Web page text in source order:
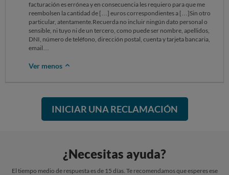
facturación es errónea y en consecuencia les requiero para que me
reembolsen la cantidad de […] euros correspondientes a […]Sin otro
particular, atentamente.Recuerda no incluir ningún dato personal o
sensible, ni tuyo ni de un tercero, como puede ser nombre, apellidos,
DNI, número de teléfono, dirección postal, cuenta y tarjeta bancaria,
email…
Ver menos
INICIAR UNA RECLAMACIÓN
¿Necesitas ayuda?
El tiempo medio de respuesta es de 15 días. Te recomendamos que esperes ese